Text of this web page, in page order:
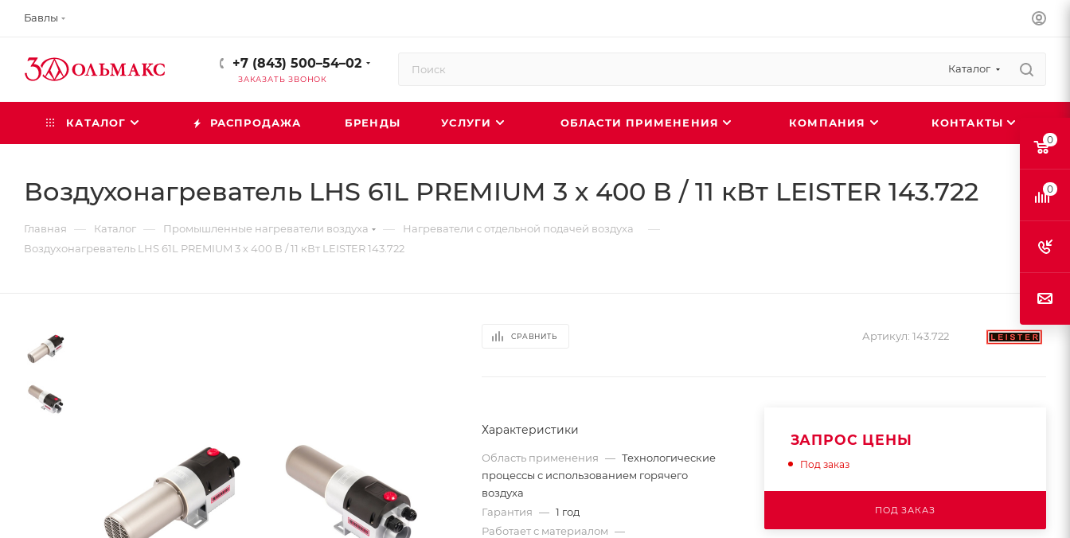
Бавлы
+7 (843) 500–54–02
ЗАКАЗАТЬ ЗВОНОК
Каталог
КАТАЛОГ РАСПРОДАЖА БРЕНДЫ УСЛУГИ ОБЛАСТИ ПРИМЕНЕНИЯ КОМПАНИЯ КОНТАКТЫ
Воздухонагреватель LHS 61L PREMIUM 3 х 400 В / 11 кВт LEISTER 143.722
Главная — Каталог — Промышленные нагреватели воздуха — Нагреватели с отдельной подачей воздуха —
Воздухонагреватель LHS 61L PREMIUM 3 х 400 В / 11 кВт LEISTER 143.722
СРАВНИТЬ Артикул: 143.722
Характеристики
Область применения — Технологические
процессы с использованием горячего
воздуха
Гарантия — 1 год
Работает с материалом —
ЗАПРОС ЦЕНЫ
Под заказ
ПОД ЗАКАЗ
0
0